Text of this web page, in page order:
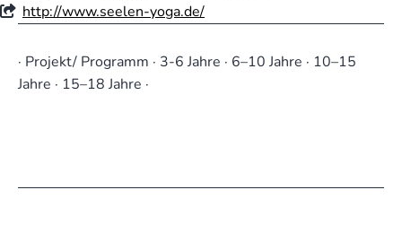
http://www.seelen-yoga.de/
· Projekt/ Programm · 3-6 Jahre · 6–10 Jahre · 10–15
Jahre · 15–18 Jahre ·